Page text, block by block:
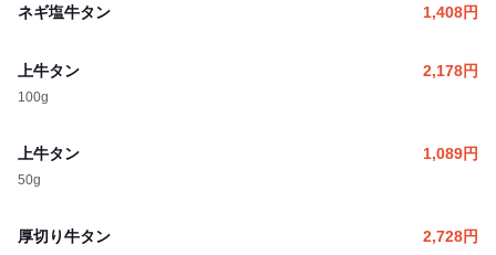
ネギ塩牛タン 1,408円
上牛タン 2,178円
100g
上牛タン 1,089円
50g
厚切り牛タン 2,728円